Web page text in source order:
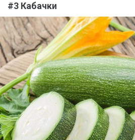
#3 Кабачки